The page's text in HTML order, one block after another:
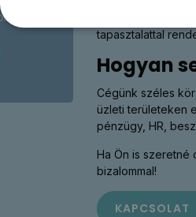
bővítési
tapasztalattal
Hogyan
Cégünk széles
üzleti területeken
pénzügy, HR,
Ha Ön is szeretné
bizalommal!
KAPCSOLAT